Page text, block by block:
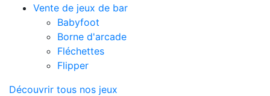
Vente de jeux de bar
Babyfoot
Borne d'arcade
Fléchettes
Flipper
Découvrir tous nos jeux